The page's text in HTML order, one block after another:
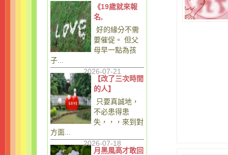
《19歲就來報
名,
好的緣分不需
要催促。 但父
母早一點為孩
子...
2026-07-21
【改了三次時間
的人】
只要真誠地，
不必患得患
失，，，來到對
方面...
2026-07-18
月黑風高才敢回